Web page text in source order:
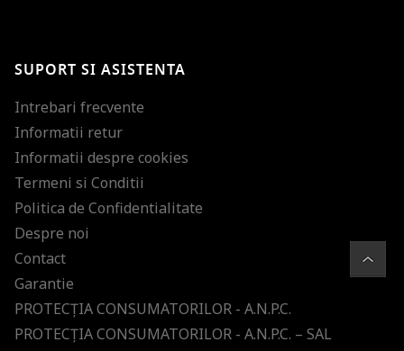
ultimele tendinte in moda!
SUPORT SI ASISTENTA
Intrebari frecvente
Informatii retur
Informatii despre cookies
Termeni si Conditii
Politica de Confidentialitate
Despre noi
Contact
Garantie
PROTECŢIA CONSUMATORILOR - A.N.P.C.
PROTECŢIA CONSUMATORILOR - A.N.P.C. – SAL